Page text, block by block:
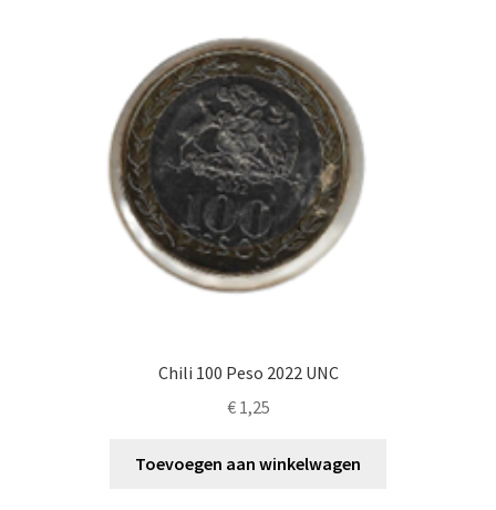
Chili 100 Peso 2022 UNC
€1,25
Toevoegen aan winkelwagen